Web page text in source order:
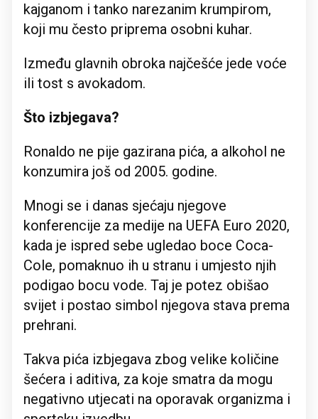
kajganom i tanko narezanim krumpirom,
koji mu često priprema osobni kuhar.
Između glavnih obroka najčešće jede voće
ili tost s avokadom.
Što izbjegava?
Ronaldo ne pije gazirana pića, a alkohol ne
konzumira još od 2005. godine.
Mnogi se i danas sjećaju njegove
konferencije za medije na UEFA Euro 2020,
kada je ispred sebe ugledao boce Coca-
Cole, pomaknuo ih u stranu i umjesto njih
podigao bocu vode. Taj je potez obišao
svijet i postao simbol njegova stava prema
prehrani.
Takva pića izbjegava zbog velike količine
šećera i aditiva, za koje smatra da mogu
negativno utjecati na oporavak organizma i